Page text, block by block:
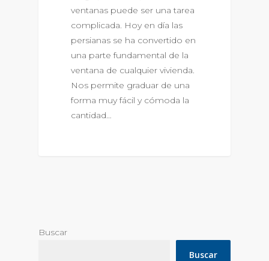
ventanas puede ser una tarea
complicada. Hoy en día las
persianas se ha convertido en
una parte fundamental de la
ventana de cualquier vivienda.
Nos permite graduar de una
forma muy fácil y cómoda la
cantidad…
Buscar
Buscar